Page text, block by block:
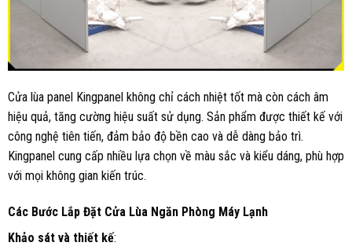
Cửa lùa panel Kingpanel không chỉ cách nhiệt tốt mà còn cách âm
hiệu quả, tăng cường hiệu suất sử dụng. Sản phẩm được thiết kế với
công nghệ tiên tiến, đảm bảo độ bền cao và dễ dàng bảo trì.
Kingpanel cung cấp nhiều lựa chọn về màu sắc và kiểu dáng, phù hợp
với mọi không gian kiến trúc.
Các Bước Lắp Đặt Cửa Lùa Ngăn Phòng Máy Lạnh
Khảo sát và thiết kế: